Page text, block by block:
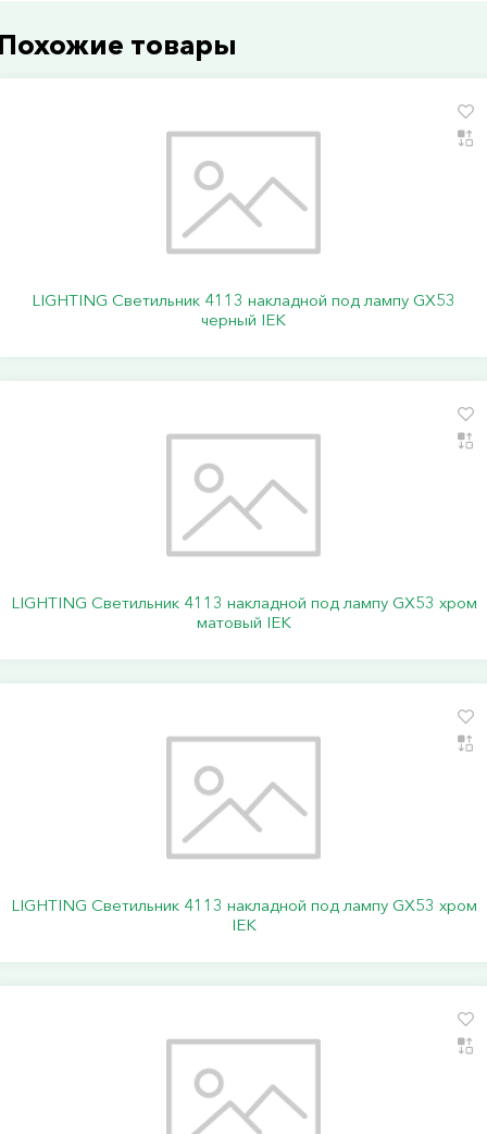
товары
LIGHTING Светильник 4113 накладной под лампу GX53
черный IEK
LIGHTING Светильник 4113 накладной под лампу GX53 хром
матовый IEK
LIGHTING Светильник 4113 накладной под лампу GX53 хром
IEK